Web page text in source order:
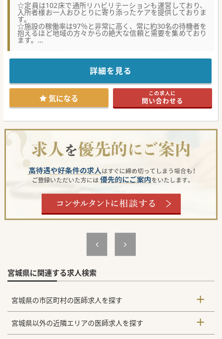
☆定員は102床で通所リハビリテーションも運営しており、
入所者様お一人おひとりに寄り添ったケアを提供しておりま
す。
☆施設の稼働率は97％と非常に高く、常に約30名の待機者を
抱えるほど地域の方々からの絶大な信頼と需要を集めており
ます。
☆近隣の総合病院や市立病院からのスムーズな受け入れ対応
担当していただきます。
■宮城県多賀城市の東部地域に位置し、開設以来地域に深く
根差した医療と介護のサービスを提供し続けている施設で
■「一軒の大きな家庭」をコンセプトに掲げており、地域の
行政や関係機関からも確固たる地位を築き上げております。
であり、施設内は清潔感に溢れる洗練されたお洒落な空間で
す。
【働きやすさ】
■入所者様が急に重症化された際には、速やかに近隣の総合
病院などへ依頼できる確かなバックアップ体制が整備されて
おります。
■看取りにおきましても医師不在時は翌朝対応とする方針を
徹底し、ご家族への事前説明を行うことで医師の負担を軽減
しております。
■ご勤務される曜日の選択や柔軟な働き方に関するご相談も
可能ですので、一度ご相談お願いします。
【職場環境と雰囲気】
■看護師や手厚く配置された介護スタッフ、さらには理学療
■海外出身の若手介護スタッフも多数活躍しており、素朴で
真面目なお人柄が職場全体の雰囲気を一層和やかで明るいも
でに気軽にご面会に訪れるなど、温かな関係性が日常の風景
となっております。
詳細を見る
気になる この求人に
問い合わせる
宮城県に関連する求人検索
宮城県の市区町村の医師求人を探す
宮城県以外の近隣エリアの医師求人を探す